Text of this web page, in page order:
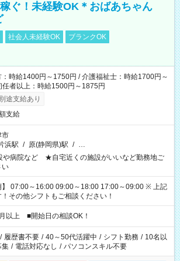
ぐ！未経験OK＊おばあちゃん
社会人未経験OK
ブランクOK
時給1400円～1750円 / 介護福祉士：時給1700円～
任者以上：時給1500円～1875円
途支給あり
支給
市
浜駅 / 原(静岡県)駅 / …
や病院など ★自宅近くの施設がいいなど勤務地ご
い
07:00～16:00 09:00～18:00 17:00～09:00 ※ 上記
その他シフトもご相談ください！
以上 ■開始日の相談OK！
/ 履歴書不要 / 40～50代活躍中 / シフト勤務 / 10名以
集 / 電話対応なし / パソコンスキル不要